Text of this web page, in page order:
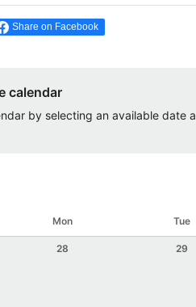
Share on Facebook
calendar
by selecting an available
Mon Tue
28 29